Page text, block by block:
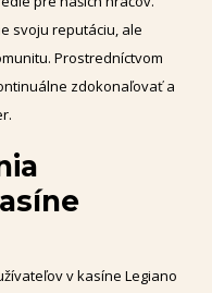
svoju reputáciu, ale
Prostredníctvom
zdokonaľovať a
v kasíne Legiano